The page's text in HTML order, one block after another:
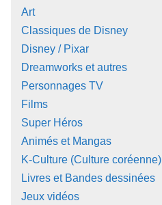
Art
Classiques de Disney
Disney / Pixar
Dreamworks et autres
Personnages TV
Films
Super Héros
Animés et Mangas
K-Culture (Culture coréenne)
Livres et Bandes dessinées
Jeux vidéos